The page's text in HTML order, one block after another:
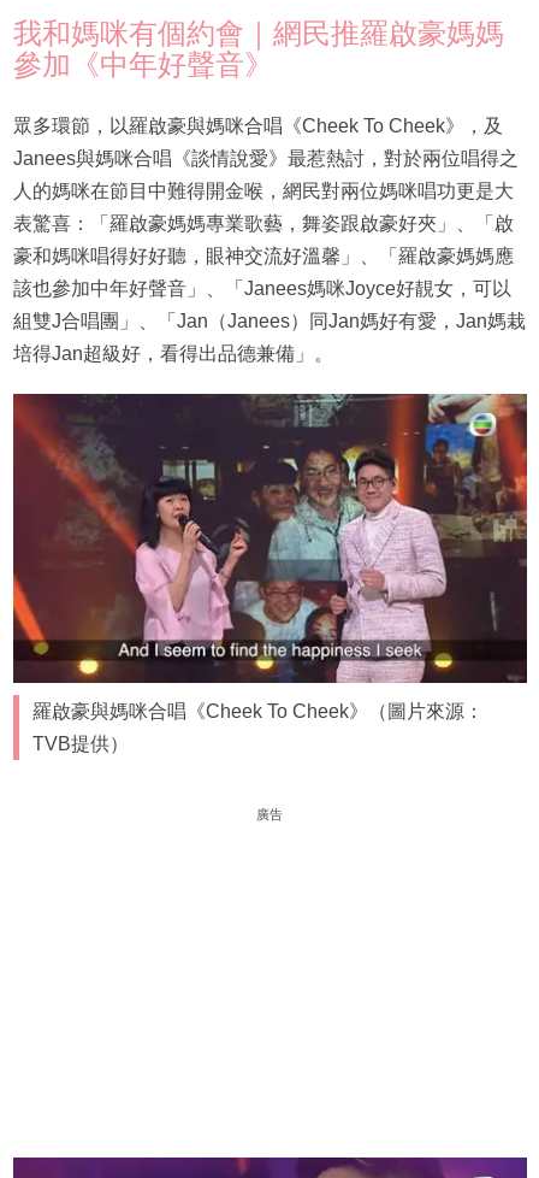
我和媽咪有個約會｜網民推羅啟豪媽媽
參加《中年好聲音》
眾多環節，以羅啟豪與媽咪合唱《Cheek To Cheek》，及
Janees與媽咪合唱《談情說愛》最惹熱討，對於兩位唱得之
人的媽咪在節目中難得開金喉，網民對兩位媽咪唱功更是大
表驚喜：「羅啟豪媽媽專業歌藝，舞姿跟啟豪好夾」、「啟
豪和媽咪唱得好好聽，眼神交流好溫馨」、「羅啟豪媽媽應
該也參加中年好聲音」、「Janees媽咪Joyce好靚女，可以
組雙J合唱團」、「Jan（Janees）同Jan媽好有愛，Jan媽栽
培得Jan超級好，看得出品德兼備」。
羅啟豪與媽咪合唱《Cheek To Cheek》（圖片來源：
TVB提供）
廣告